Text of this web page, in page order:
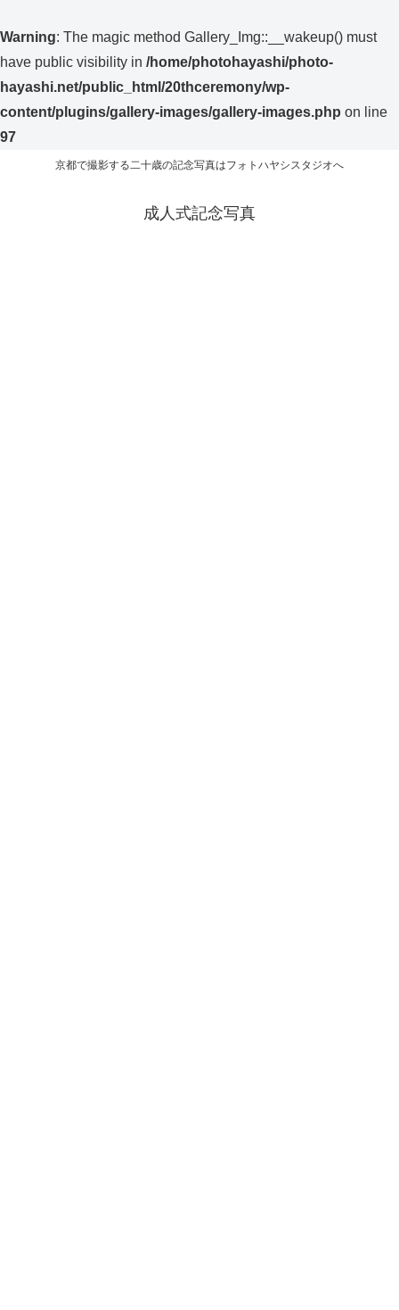
Warning: The magic method Gallery_Img::__wakeup() must
have public visibility in /home/photohayashi/photo-
hayashi.net/public_html/20thceremony/wp-
content/plugins/gallery-images/gallery-images.php on line
97
京都で撮影する二十歳の記念写真はフォトハヤシスタジオへ
成人式記念写真